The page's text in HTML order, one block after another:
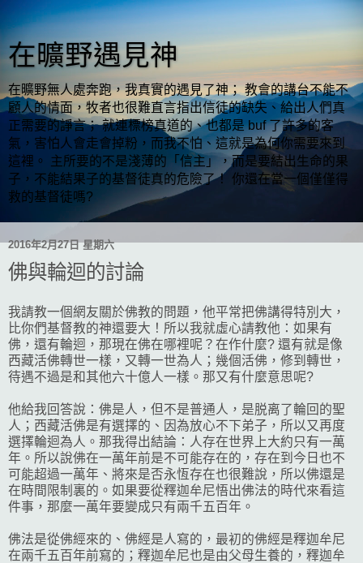
在曠野遇見神
在曠野無人處奔跑，我真實的遇見了神； 教會的講台不能不
顧人的情面，牧者也很難直言指出信徒的缺失、給出人們真
正需要的諍言； 就連標榜真道的、也都是 buf 了許多的客
氣，害怕人會走會掉粉，而我不怕、這就是為何你需要來到
這裡。 主所要的不是淺薄的「信主」，而是要結出生命的果
子，不能結果子的基督徒真的危險了！ 你還在當一個僅僅得
救的基督徒嗎?
2016年2月27日 星期六
佛與輪迴的討論
我請教一個網友關於佛教的問題，他平常把佛講得特別大，
比你們基督教的神還要大！所以我就虛心請教他：如果有
佛，還有輪迴，那現在佛在哪裡呢？在作什麼? 還有就是像
西藏活佛轉世一樣，又轉一世為人；幾個活佛，修到轉世，
待遇不過是和其他六十億人一樣。那又有什麼意思呢?
他給我回答說：佛是人，但不是普通人，是脱离了輪回的聖
人；西藏活佛是有選擇的、因為放心不下弟子，所以又再度
選擇輪迴為人。那我得出結論：人存在世界上大約只有一萬
年。所以說佛在一萬年前是不可能存在的，存在到今日也不
可能超過一萬年、將來是否永恆存在也很難說，所以佛還是
在時間限制裏的。如果要從釋迦牟尼悟出佛法的時代來看這
件事，那麼一萬年要變成只有兩千五百年。
佛法是從佛經來的、佛經是人寫的，最初的佛經是釋迦牟尼
在兩千五百年前寫的；釋迦牟尼也是由父母生養的，釋迦牟